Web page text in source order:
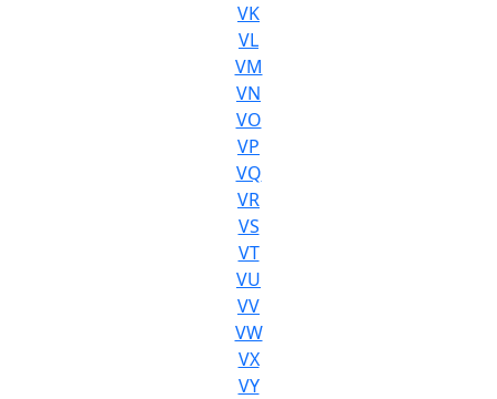
VK
VL
VM
VN
VO
VP
VQ
VR
VS
VT
VU
VV
VW
VX
VY